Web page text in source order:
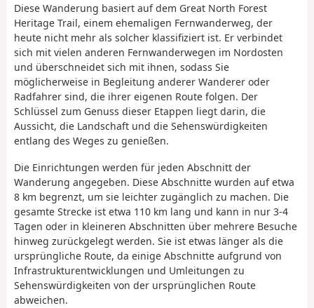
Diese Wanderung basiert auf dem Great North Forest
Heritage Trail, einem ehemaligen Fernwanderweg, der
heute nicht mehr als solcher klassifiziert ist. Er verbindet
sich mit vielen anderen Fernwanderwegen im Nordosten
und überschneidet sich mit ihnen, sodass Sie
möglicherweise in Begleitung anderer Wanderer oder
Radfahrer sind, die ihrer eigenen Route folgen. Der
Schlüssel zum Genuss dieser Etappen liegt darin, die
Aussicht, die Landschaft und die Sehenswürdigkeiten
entlang des Weges zu genießen.
Die Einrichtungen werden für jeden Abschnitt der
Wanderung angegeben. Diese Abschnitte wurden auf etwa
8 km begrenzt, um sie leichter zugänglich zu machen. Die
gesamte Strecke ist etwa 110 km lang und kann in nur 3-4
Tagen oder in kleineren Abschnitten über mehrere Besuche
hinweg zurückgelegt werden. Sie ist etwas länger als die
ursprüngliche Route, da einige Abschnitte aufgrund von
Infrastrukturentwicklungen und Umleitungen zu
Sehenswürdigkeiten von der ursprünglichen Route
abweichen.